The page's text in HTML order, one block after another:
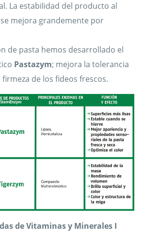
La estabilidad del producto al
mejora grandemente por
de pasta hemos desarrollado el
Pastazym; mejora la tolerancia
de los fideos frescos.
de Vitaminas y Minerales I